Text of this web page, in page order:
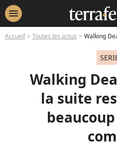
menu
Accueil Toutes les actus Walking Dead
Walking
la suite